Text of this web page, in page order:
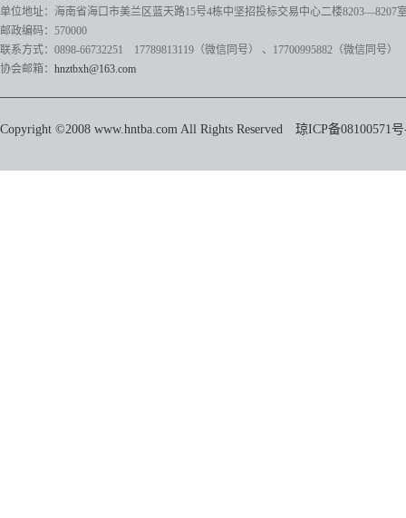
单位地址：海南省海口市美兰区蓝天路15号4栋中坚招投标交易中心二楼8203—8207
邮政编码：570000
联系方式：0898-66732251 17789813119（微信同号）
、17700995882 （微信同号）
协会邮箱： hnztbxh@163.com
Copyright ©2008 www.hntba.com All Rights Reserved 琼ICP备08100571